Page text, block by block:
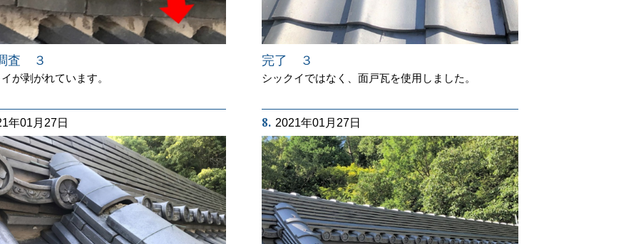
査 ３
が剥がれています。
完了 ３
シックイではなく、面戸瓦を使用しました。
年01月27日 8. 2021年01月27日